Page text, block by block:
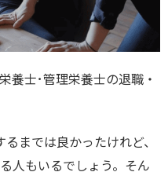
養士･管理栄養士の退職・
までは良かったけれど、
人もいるでしょう。そん